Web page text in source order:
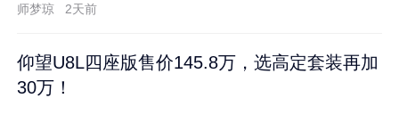
师梦琼 2天前
仰望U8L四座版售价145.8万，选高定套装再加
30万！